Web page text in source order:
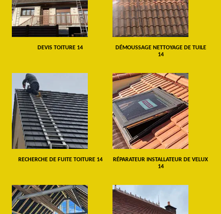
DEVIS TOITURE 14
DÉMOUSSAGE NETTOYAGE DE TUILE
14
RECHERCHE DE FUITE TOITURE 14
RÉPARATEUR INSTALLATEUR DE VELUX
14